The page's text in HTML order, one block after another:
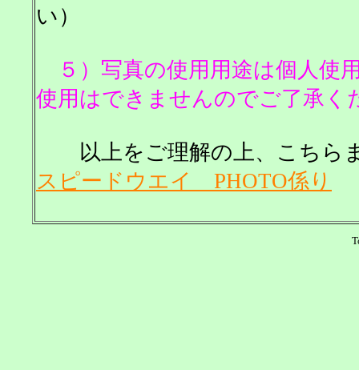
い）
５）写真の使用用途は個人使
使用はできませんのでご了承く
以上をご理解の上、こち
スピードウエイ PHOTO係り